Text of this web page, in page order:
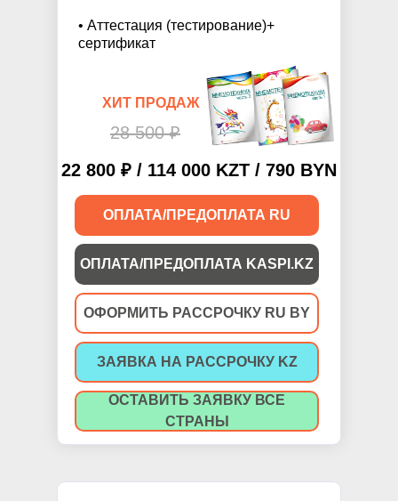
22 800 ₽ / 114 000 KZT / 790 BYN
• Аттестация (тестирование)+
сертификат
ОПЛАТА/ПРЕДОПЛАТА RU
28 500 ₽
ОПЛАТА/ПРЕДОПЛАТА KASPI.KZ
ОФОРМИТЬ РАССРОЧКУ RU BY
ХИТ ПРОДАЖ
ЗАЯВКА НА РАССРОЧКУ KZ
ОСТАВИТЬ ЗАЯВКУ ВСЕ
СТРАНЫ